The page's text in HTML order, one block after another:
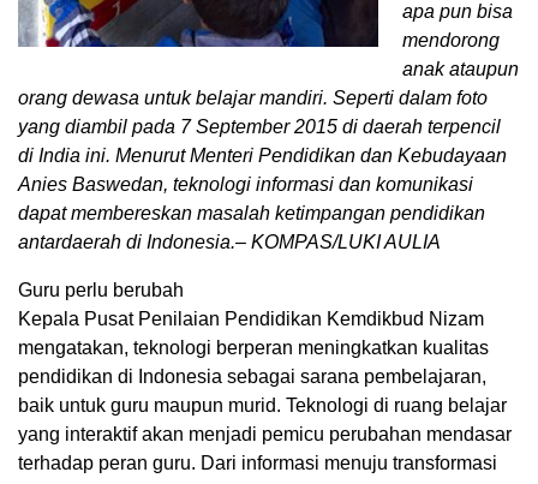
apa pun bisa
mendorong
anak ataupun
orang dewasa untuk belajar mandiri. Seperti dalam foto
yang diambil pada 7 September 2015 di daerah terpencil
di India ini. Menurut Menteri Pendidikan dan Kebudayaan
Anies Baswedan, teknologi informasi dan komunikasi
dapat membereskan masalah ketimpangan pendidikan
antardaerah di Indonesia.– KOMPAS/LUKI AULIA
Guru perlu berubah
Kepala Pusat Penilaian Pendidikan Kemdikbud Nizam
mengatakan, teknologi berperan meningkatkan kualitas
pendidikan di Indonesia sebagai sarana pembelajaran,
baik untuk guru maupun murid. Teknologi di ruang belajar
yang interaktif akan menjadi pemicu perubahan mendasar
terhadap peran guru. Dari informasi menuju transformasi